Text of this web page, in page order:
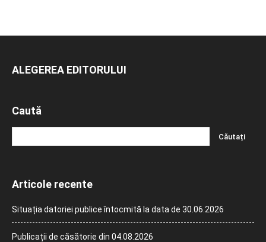
ALEGEREA EDITORULUI
Caută
Articole recente
Situația datoriei publice întocmită la data de 30.06.2026
Publicații de căsătorie din 04.08.2026